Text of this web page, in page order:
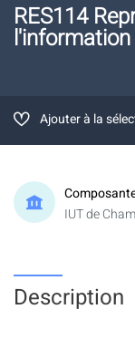
RES114
Ajouter à la
IUT de
Description